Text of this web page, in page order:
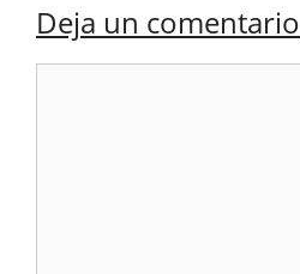
Deja un comentario